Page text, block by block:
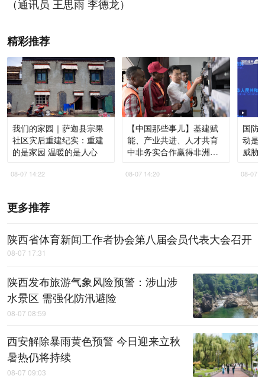
（通讯员 王思雨 李德龙）
精彩推荐
我们的家园｜萨迦县宗果
社区灾后重建纪实：重建
的是家园 温暖的是人心
08-07 14:22
【中国那些事儿】基建赋
能、产业共进、人才共育
中非务实合作赢得非洲青
08-07 14:20
国防
动是
威胁
08-07
更多推荐
陕西省体育新闻工作者协会第八届会员代表大会召开
08-07 17:31
陕西发布旅游气象风险预警：涉山涉
水景区 需强化防汛避险
08-07 08:59
西安解除暴雨黄色预警 今日迎来立秋
暑热仍将持续
08-07 09:03